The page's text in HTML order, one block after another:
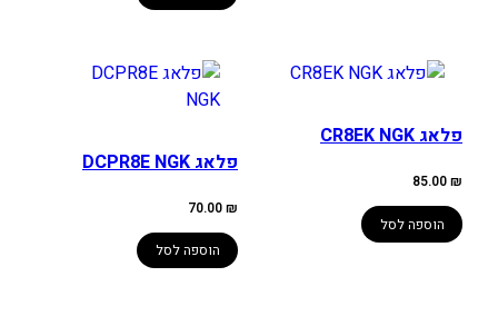
פלאג CR8EK NGK
85.00₪
הוספה לסל
פלאג DCPR8E NGK
70.00₪
הוספה לסל